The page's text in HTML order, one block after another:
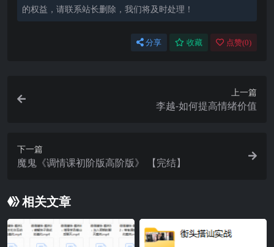
的权益，请联系站长删除，我们将及时处理！
分享 收藏 点赞(0)
上一篇
李越-如何提高情绪价值
下一篇
魔鬼《调情课初阶版高阶版》 【完结】
相关文章